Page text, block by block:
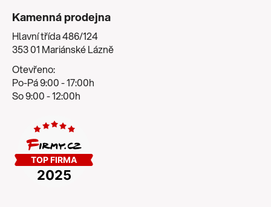
Kamenná prodejna
Hlavní třída 486/124
353 01 Mariánské Lázně
Otevřeno:
Po-Pá 9:00 - 17:00h
So 9:00 - 12:00h